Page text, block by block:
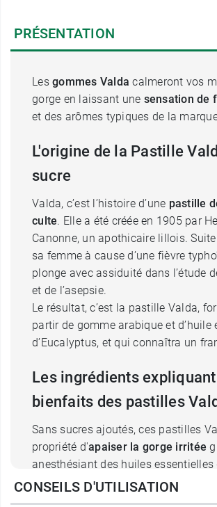
PRÉSENTATION
Les gommes Valdacalmeront vos
gorge en laissant une sensation de
et des arômes typiques de la
L'origine de la Pastille
sucre
Valda, c’est l’histoire d’une pastille
culte. Elle a été créée en 1905 par
Canonne, un apothicaire lillois.
sa femme à cause d’une fièvre
plonge avec assiduité dans l’étude
et de l’asepsie.
Le résultat, c’est la pastille Valda,
partir de gomme arabique et d’huile
d’Eucalyptus, et qui connaîtra un
Les ingrédients
bienfaits des pastilles
Sans sucres ajoutés, ces pastilles
propriété d'apaiser la gorge irritée
anesthésiant des huiles essentielles
contiennent. Elles contribuent à la
CONSEILS D'UTILISATION